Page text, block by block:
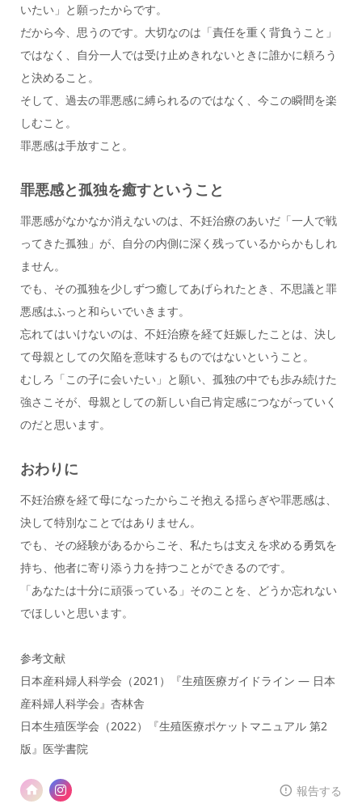
いたい」と願ったからです。
だから今、思うのです。大切なのは「責任を重く背負うこと」
ではなく、自分一人では受け止めきれないときに誰かに頼ろう
と決めること。
そして、過去の罪悪感に縛られるのではなく、今この瞬間を楽
しむこと。
罪悪感は手放すこと。
罪悪感と孤独を癒すということ
罪悪感がなかなか消えないのは、不妊治療のあいだ「一人で戦
ってきた孤独」が、自分の内側に深く残っているからかもしれ
ません。
でも、その孤独を少しずつ癒してあげられたとき、不思議と罪
悪感はふっと和らいでいきます。
忘れてはいけないのは、不妊治療を経て妊娠したことは、決し
て母親としての欠陥を意味するものではないということ。
むしろ「この子に会いたい」と願い、孤独の中でも歩み続けた
強さこそが、母親としての新しい自己肯定感につながっていく
のだと思います。
おわりに
不妊治療を経て母になったからこそ抱える揺らぎや罪悪感は、
決して特別なことではありません。
でも、その経験があるからこそ、私たちは支えを求める勇気を
持ち、他者に寄り添う力を持つことができるのです。
「あなたは十分に頑張っている」そのことを、どうか忘れない
でほしいと思います。
参考文献
日本産科婦人科学会（2021）『生殖医療ガイドライン ― 日本
産科婦人科学会』杏林舎
日本生殖医学会（2022）『生殖医療ポケットマニュアル 第2
版』医学書院
報告する